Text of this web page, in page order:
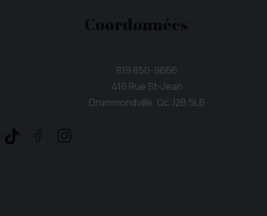
Coordonnées
819 850-9666
416 Rue St-Jean
Drummondville, Qc J2B 5L6